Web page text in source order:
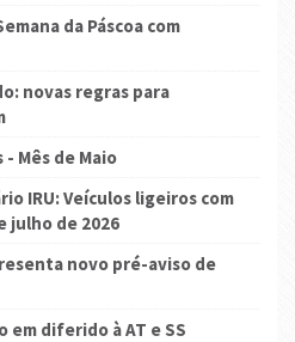
da Páscoa com
novas regras para
Mês de Maio
IRU: Veículos ligeiros com
julho de 2026
novo pré-aviso de
em diferido à AT e SS